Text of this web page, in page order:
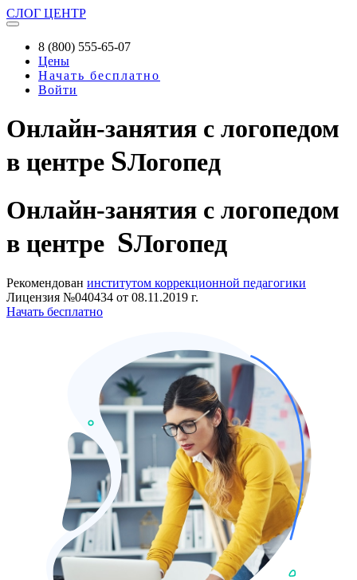
СЛОГ ЦЕНТР
8 (800) 555-65-07
Цены
Начать бесплатно
Войти
Онлайн-занятия с логопедом
в центре SЛогопед
Онлайн-занятия с логопедом
в центре SЛогопед
Рекомендован институтом коррекционной педагогики
Лицензия №040434 от 08.11.2019 г.
Начать бесплатно